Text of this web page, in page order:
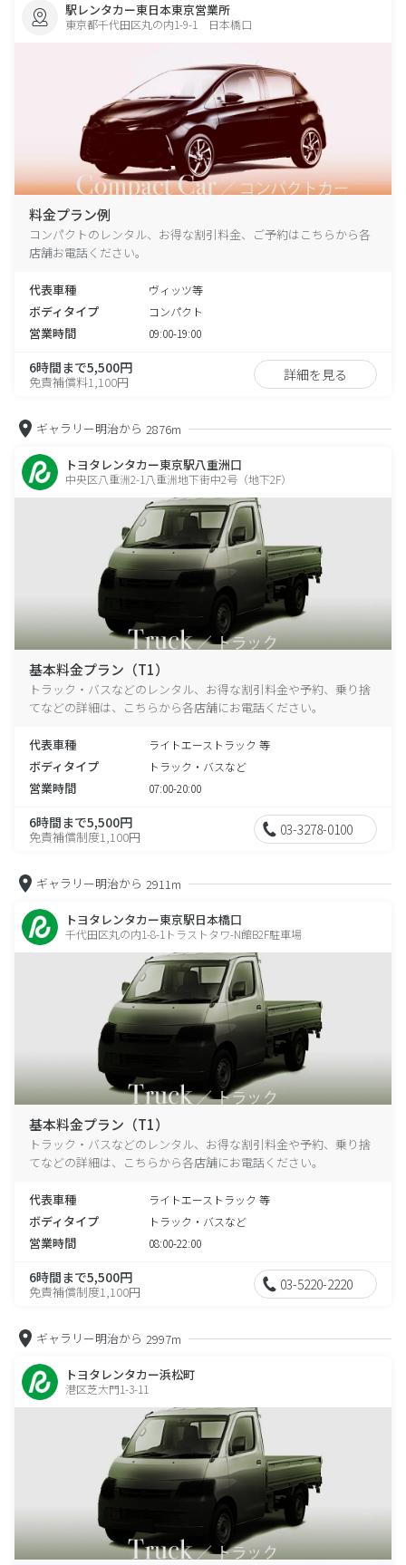
駅レンタカー東日本東京営業所
東京都千代田区丸の内1-9-1 日本橋口
料金プラン例
コンパクトのレンタル、お得な割引料金、ご予約はこちらから各
店舗お電話ください。
代表車種 ヴィッツ等
ボディタイプ コンパクト
営業時間 09:00-19:00
6時間まで5,500円
免責補償料1,100円 詳細を見る
ギャラリー明治から 2876m
トヨタレンタカー東京駅八重洲口
中央区八重洲2-1八重洲地下街中2号（地下2F）
基本料金プラン（T1）
トラック・バスなどのレンタル、お得な割引料金や予約、乗り捨
てなどの詳細は、こちらから各店舗にお電話ください。
代表車種 ライトエーストラック 等
ボディタイプ トラック・バスなど
営業時間 07:00-20:00
6時間まで5,500円
免責補償制度1,100円 03-3278-0100
ギャラリー明治から 2911m
トヨタレンタカー東京駅日本橋口
千代田区丸の内1-8-1トラストタワ-N館B2F駐車場
基本料金プラン（T1）
トラック・バスなどのレンタル、お得な割引料金や予約、乗り捨
てなどの詳細は、こちらから各店舗にお電話ください。
代表車種 ライトエーストラック 等
ボディタイプ トラック・バスなど
営業時間 08:00-22:00
6時間まで5,500円
免責補償制度1,100円 03-5220-2220
ギャラリー明治から 2997m
トヨタレンタカー浜松町
港区芝大門1-3-11